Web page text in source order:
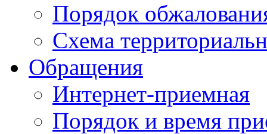
Порядок
Схема
Обращения
Интернет-приемная
Порядок и время